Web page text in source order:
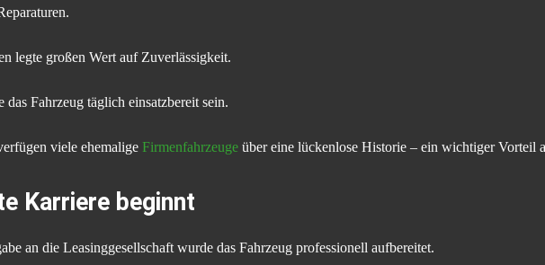
legte großen Wert auf Zuverlässigkeit.
das Fahrzeug täglich einsatzbereit sein.
viele ehemalige Firmenfahrzeuge über eine lückenlose Historie – ein wichtiger Vorteil
Karriere beginnt
an die Leasinggesellschaft wurde das Fahrzeug professionell aufbereitet.